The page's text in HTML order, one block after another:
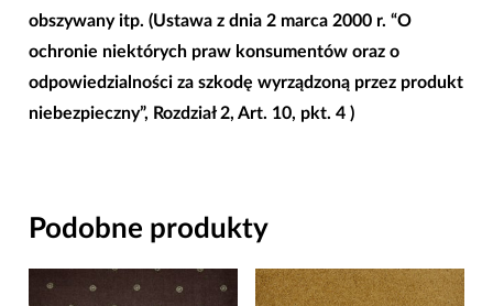
obszywany itp. (Ustawa z dnia 2 marca 2000 r. “O
ochronie niektórych praw konsumentów oraz o
odpowiedzialności za szkodę wyrządzoną przez produkt
niebezpieczny”, Rozdział 2, Art. 10, pkt. 4 )
Podobne produkty